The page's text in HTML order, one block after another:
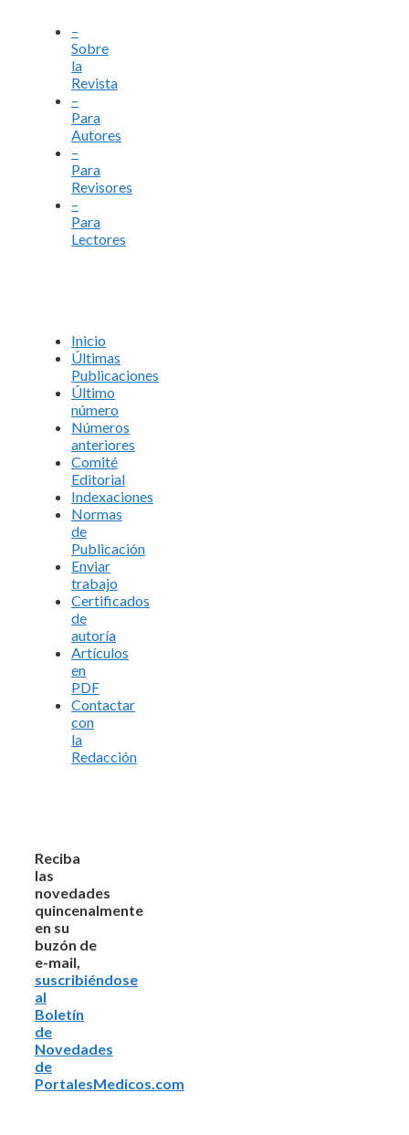
–
Sobre
la
Revista
–
Para
Autores
–
Para
Revisores
–
Para
Lectores
Inicio
Últimas
Publicaciones
Último
número
Números
anteriores
Comité
Editorial
Indexaciones
Normas
de
Publicación
Enviar
trabajo
Certificados
de
autoría
Artículos
en
PDF
Contactar
con
la
Redacción
Reciba
las
novedades
quincenalmente
en su
buzón de
e-mail,
suscribiéndose
al
Boletín
de
Novedades
de
PortalesMedicos.com